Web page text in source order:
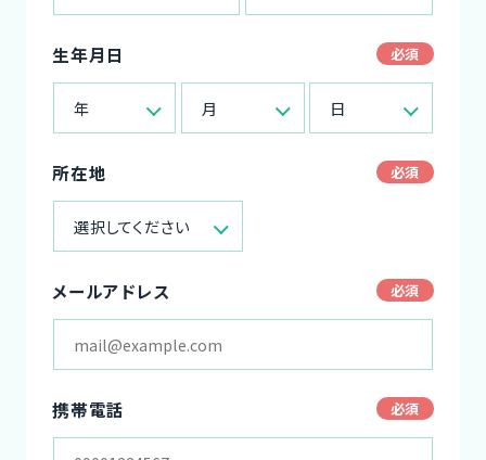
生年月日
年 月 日
所在地
選択してください
メールアドレス
携帯電話